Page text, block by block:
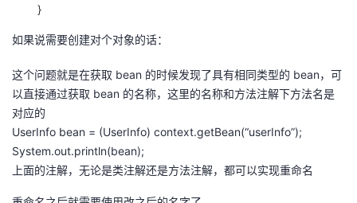
}
如果说需要创建对个对象的话：
这个问题就是在获取 bean 的时候发现了具有相同类型的 bean，可
以直接通过获取 bean 的名称，这里的名称和方法注解下方法名是
对应的
UserInfo bean = (UserInfo) context.getBean(“userInfo”);
System.out.println(bean);
上面的注解，无论是类注解还是方法注解，都可以实现重命名